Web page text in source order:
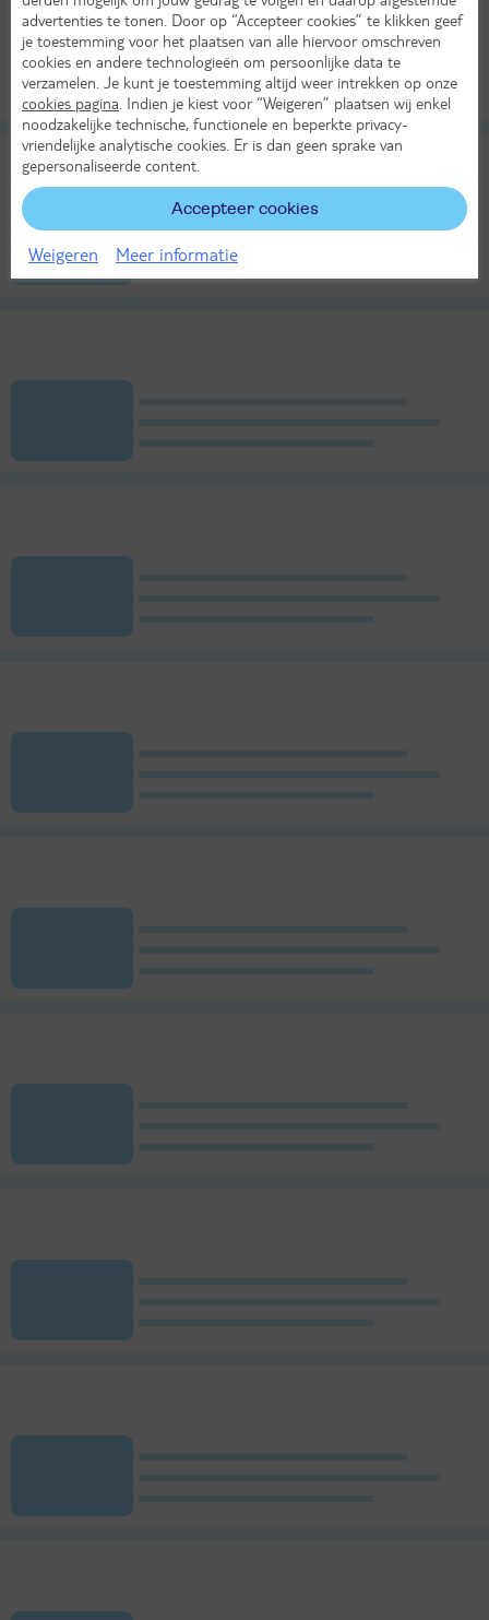
advertenties te tonen. Door op “Accepteer cookies” te klikken geef
je toestemming voor het plaatsen van alle hiervoor omschreven
cookies en andere technologieën om persoonlijke data te
verzamelen. Je kunt je toestemming altijd weer intrekken op onze
cookies pagina . Indien je kiest voor “Weigeren” plaatsen wij enkel
noodzakelijke technische, functionele en beperkte privacy-
vriendelijke analytische cookies. Er is dan geen sprake van
gepersonaliseerde content.
Accepteer cookies
Weigeren Meer informatie